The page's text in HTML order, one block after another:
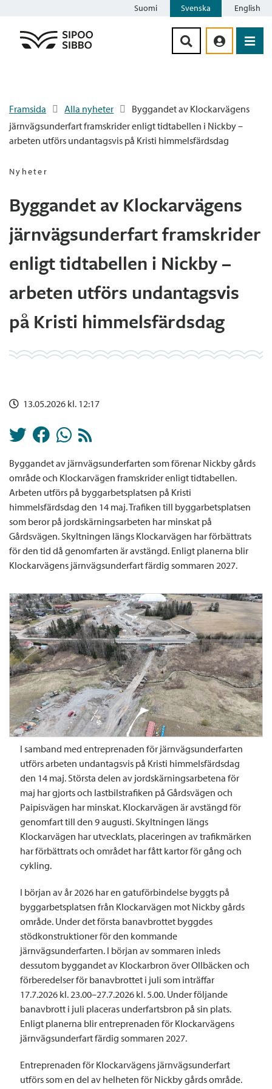
Suomi Svenska English
Framsida Alla nyheter
Byggandet av Klockarvägens
järnvägsunderfart framskrider enligt tidtabellen i Nickby –
arbeten utförs undantagsvis på Kristi himmelsfärdsdag
Nyheter
Byggandet av Klockarvägens
järnvägsunderfart framskrider
enligt tidtabellen i Nickby –
arbeten utförs undantagsvis
på Kristi himmelsfärdsdag
13.05.2026 kl. 12:17
Byggandet av järnvägsunderfarten som förenar Nickby gårds
område och Klockarvägen framskrider enligt tidtabellen.
Arbeten utförs på byggarbetsplatsen på Kristi
himmelsfärdsdag den 14 maj. Trafiken till byggarbetsplatsen
som beror på jordskärningsarbeten har minskat på
Gårdsvägen. Skyltningen längs Klockarvägen har förbättrats
för den tid då genomfarten är avstängd. Enligt planerna blir
Klockarvägens järnvägsunderfart färdig sommaren 2027.
I samband med entreprenaden för järnvägsunderfarten
utförs arbeten undantagsvis på Kristi himmelsfärdsdag
den 14 maj. Största delen av jordskärningsarbetena för
maj har gjorts och lastbilstrafiken på Gårdsvägen och
Paipisvägen har minskat. Klockarvägen är avstängd för
genomfart till den 9 augusti. Skyltningen längs
Klockarvägen har utvecklats, placeringen av trafikmärken
har förbättrats och området har fått kartor för gång och
cykling.
I början av år 2026 har en gatuförbindelse byggts på
byggarbetsplatsen från Klockarvägen mot Nickby gårds
område. Under det första banavbrottet byggdes
stödkonstruktioner för den kommande
järnvägsunderfarten. I början av sommaren inleds
dessutom byggandet av Klockarbron över Ollbäcken och
förberedelser för banavbrottet i juli som inträffar
17.7.2026 kl. 23.00–27.7.2026 kl. 5.00. Under följande
banavbrott i juli placeras underfartsbron på sin plats.
Enligt planerna blir entreprenaden för Klockarvägens
järnvägsunderfart färdig sommaren 2027.
Entreprenaden för Klockarvägens järnvägsunderfart
utförs som en del av helheten för Nickby gårds område.